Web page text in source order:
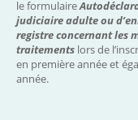
le formulaire
judiciaire adulte ou
registre concernant les
traitements lors de
en première année et
année.